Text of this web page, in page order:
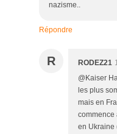
nazisme..
Répondre
R RODEZ21
@Kaiser
les plus
mais en
commence
en Ukraine